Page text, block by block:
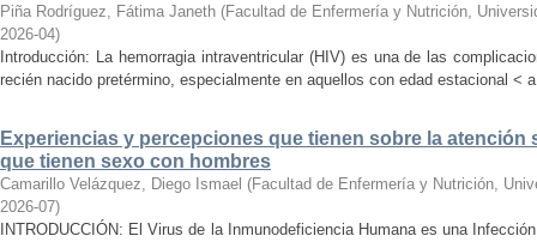
Piña Rodríguez, Fátima Janeth (Facultad de Enfermería y Nutrición,
2026-04)
Introducción: La hemorragia intraventricular (HIV) es una de las
recién nacido pretérmino, especialmente en aquellos con edad estacional <
Experiencias y percepciones que tienen sobre la atención
que tienen sexo con hombres
Camarillo Velázquez, Diego Ismael (Facultad de Enfermería y Nutrición,
2026-07)
INTRODUCCIÓN: El Virus de la Inmunodeficiencia Humana es una